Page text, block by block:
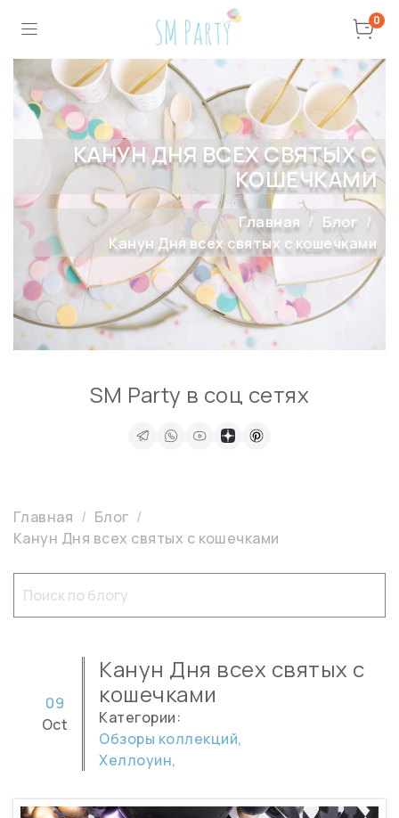
0
КАНУН ДНЯ ВСЕХ СВЯТЫХ С
КОШЕЧКАМИ
Главная
Блог
Канун Дня всех святых с кошечками
Главная
Блог
Канун Дня всех святых с кошечками
Канун Дня всех святых с
кошечками
09
Oct
Категории:
Обзоры коллекций,
Хеллоуин,
SM Party в соц сетях